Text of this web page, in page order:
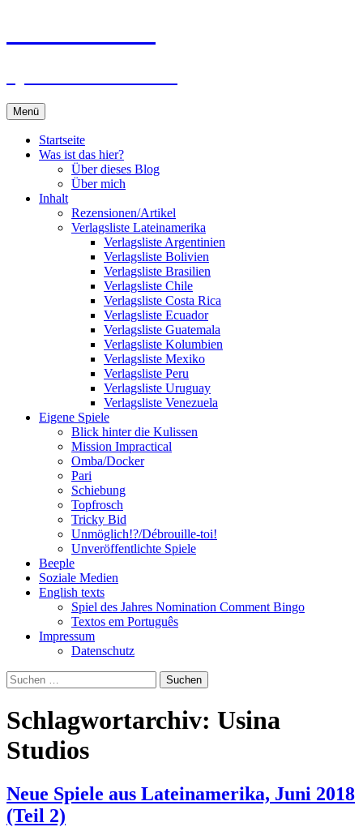
Menü
Startseite
Was ist das hier?
Über dieses Blog
Über mich
Inhalt
Rezensionen/Artikel
Verlagsliste Lateinamerika
Verlagsliste Argentinien
Verlagsliste Bolivien
Verlagsliste Brasilien
Verlagsliste Chile
Verlagsliste Costa Rica
Verlagsliste Ecuador
Verlagsliste Guatemala
Verlagsliste Kolumbien
Verlagsliste Mexiko
Verlagsliste Peru
Verlagsliste Uruguay
Verlagsliste Venezuela
Eigene Spiele
Blick hinter die Kulissen
Mission Impractical
Omba/Docker
Pari
Schiebung
Topfrosch
Tricky Bid
Unmöglich!?/Débrouille-toi!
Unveröffentlichte Spiele
Beeple
Soziale Medien
English texts
Spiel des Jahres Nomination Comment Bingo
Textos em Português
Impressum
Datenschutz
Suchen
nach:
Schlagwortarchiv: Usina
Studios
Neue Spiele aus Lateinamerika, Juni 2018
(Teil 2)